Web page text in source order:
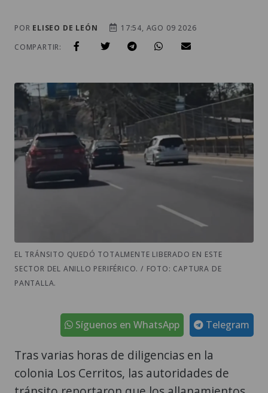
POR ELISEO DE LEÓN
17:54, AGO 09 2026
COMPARTIR:
EL TRÁNSITO QUEDÓ TOTALMENTE LIBERADO EN ESTE
SECTOR DEL ANILLO PERIFÉRICO. / FOTO: CAPTURA DE
PANTALLA.
Telegram
Síguenos en WhatsApp
Tras varias horas de diligencias en la
colonia Los Cerritos, las autoridades de